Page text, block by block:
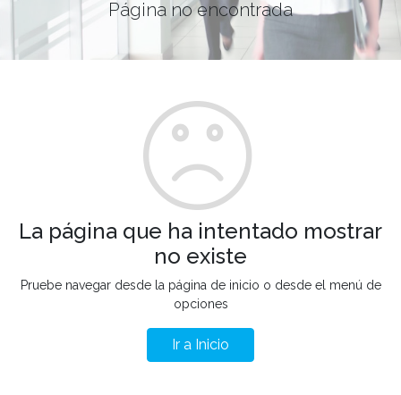
Página no encontrada
La página que ha intentado mostrar
no existe
Pruebe navegar desde la página de inicio o desde el menú de
opciones
Ir a Inicio